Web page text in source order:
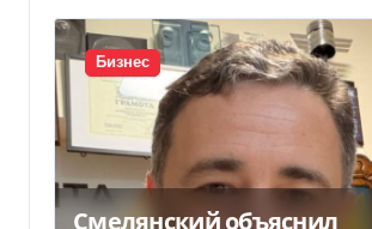
Бизнес
Смелянский объяснил